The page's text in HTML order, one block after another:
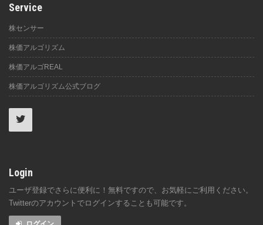
Service
株センサー
株価アルゴリズム
株価アルゴREAL
株価アルゴリズム公式ブログ
Login
ユーザ登録でさらに便利に！無料ですので、お気軽にご利用ください。
Twitterのアカウントでログインすることも可能です。